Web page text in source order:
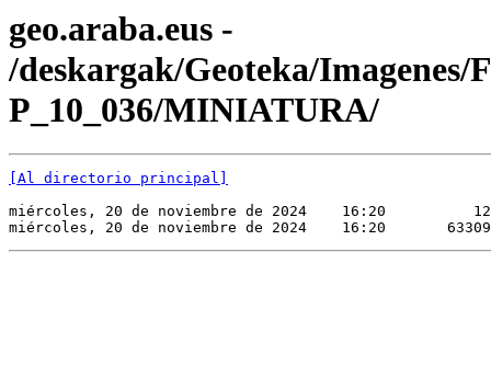
geo.araba.eus -
/deskargak/Geoteka/Imagenes/
P_10_036/MINIATURA/
[Al directorio principal]
miércoles, 20 de noviembre de 2024    16:20
miércoles, 20 de noviembre de 2024    16:20